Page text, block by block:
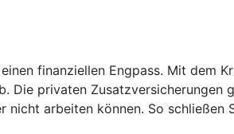
finanziellen Engpass. Mit dem
Die privaten Zusatzversicherungen
nicht arbeiten können. So